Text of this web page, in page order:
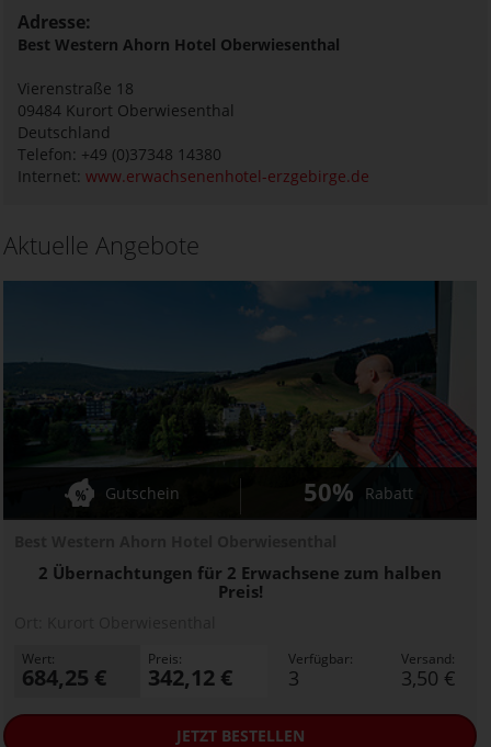
Adresse:
Best Western Ahorn Hotel Oberwiesenthal
Vierenstraße 18
09484 Kurort Oberwiesenthal
Deutschland
Telefon: +49 (0)37348 14380
Internet: www.erwachsenenhotel-erzgebirge.de
Aktuelle Angebote
2 Übernachtungen für 2 Erwachsene zum halben
Preis!
Gutschein 50% Rabatt
Wert:
684,25 €
Preis:
342,12 €
Verfügbar:
3
Versand:
3,50 €
JETZTBESTELLEN